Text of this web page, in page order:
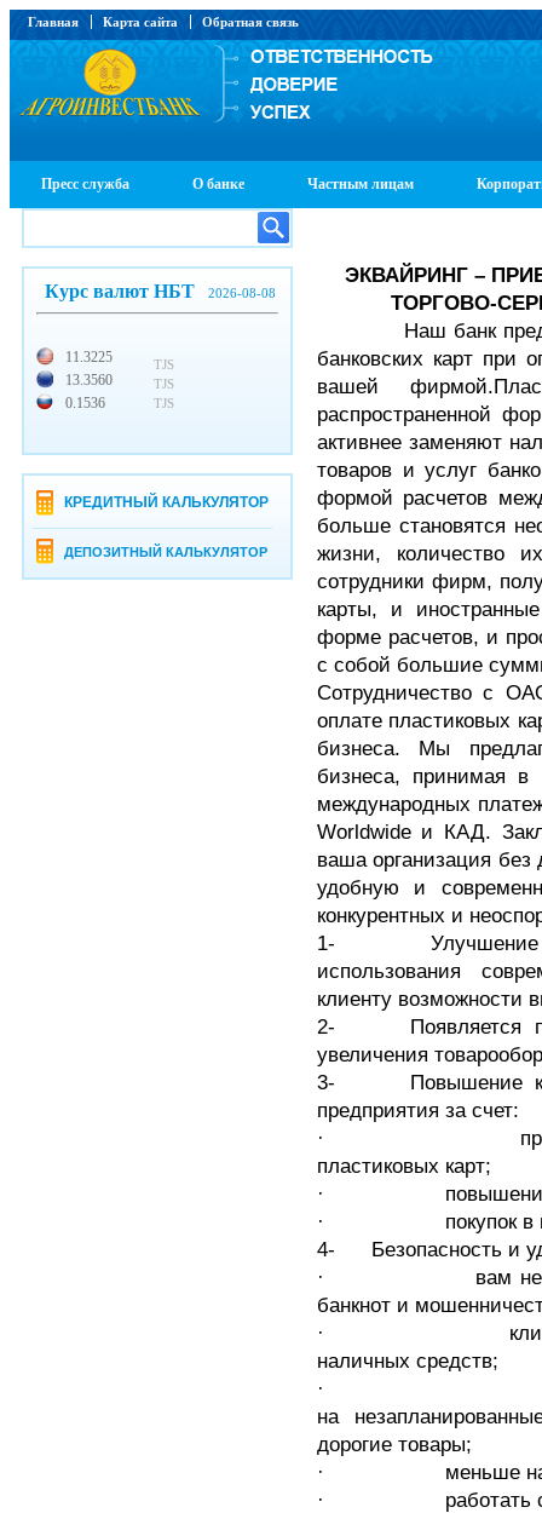
Главная Карта сайта Обратная связь
Пресс служба О банке Частным лицам
Курс валют НБТ 2026-08-08
11.3225
13.3560
0.1536
TJS
TJS
TJS
КРЕДИТНЫЙ КАЛЬКУЛЯТОР
ДЕПОЗИТНЫЙ КАЛЬКУЛЯТОР
ЭКВАЙРИНГ –
ТОРГОВО-
Наш банк
банковских карт при
вашей
распространенной
активнее заменяют
товаров и услуг
формой расчетов
больше становятся
жизни, количество
сотрудники фирм,
карты, и
форме расчетов, и
с собой большие
Сотрудничество с
оплате пластиковых
бизнеса. Мы
бизнеса, принимая в
международных
Worldwide и КАД.
ваша организация без
удобную и
конкурентных и
1- Улучшение
использования
клиенту возможности
2- Появляется
увеличения
3- Повышение
предприятия за счет:
· привлечения
пластиковых карт;
· повышения
· покупок в
4- Безопасность и
· вам не
банкнот и
· клиенты не
наличных средств;
·
на
дорогие товары;
· меньше
· работать с